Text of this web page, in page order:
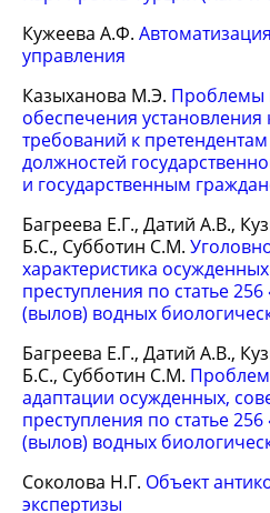
Кужеева А.Ф.
управления
Казыханова М.Э. Проблемы
обеспечения
требований к
должностей
и государственным
Багреева Е.Г., Датий А.В.,
Б.С., Субботин С.М.
характеристика
преступления по статье
(вылов) водных
Багреева Е.Г., Датий А.В.,
Б.С., Субботин С.М.
адаптации осужденных,
преступления по статье
(вылов) водных
Соколова Н.Г. Объект
экспертизы